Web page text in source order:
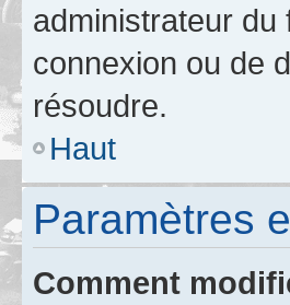
administrateur
connexion ou de
résoudre.
Haut
Paramètres
Comment